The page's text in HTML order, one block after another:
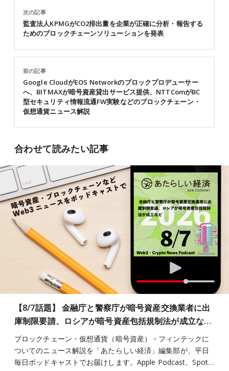
前の記事
Google CloudがEOS Networkのブロックプロデューサー
へ、BITMAXが暗号資産貸出サービス提供、NTTComがBC
型セキュリティ情報流通FW実験などのブロックチェーン・
仮想通貨ニュース解説
次の記事
監査法人KPMGがCO2排出量を企業が正確に分析・報告する
ためのブロックチェーンソリューションを発表
合わせて読みたい記事
【8/7話題】 金融庁と警察庁が暗号資産交換業者に出
庫制限要請、ロシアが暗号資産包括規制法が成立な…
ブロックチェーン・仮想通貨（暗号資産）・フィンテックに
ついてのニュース解説を「あたらしい経済」編集部が、平日
毎日ポッドキャストでお届けします。Apple Podcast、Spot…